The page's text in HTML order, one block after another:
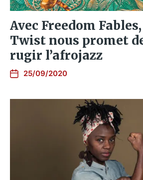
Avec Freedom
Twist nous promet
rugir l’afrojazz
25/09/2020